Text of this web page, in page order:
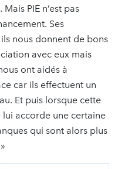
PIE n’est pas
Ses
nous donnent de bons
avec eux mais
ont aidés à
car ils effectuent un
Et puis lorsque cette
accorde une certaine
qui sont alors plus